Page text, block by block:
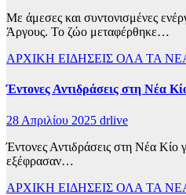
Με άμεσες και συντονισμένες
Άργους. Το ζώο μεταφέρθηκε…
ΑΡΧΙΚΗ ΕΙΔΗΣΕΙΣ ΟΛΑ ΤΑ
Έντονες Αντιδράσεις στη Νέα
28 Απριλίου 2025 drlive
Έντονες Αντιδράσεις στη Νέα Κίο
εξέφρασαν…
ΑΡΧΙΚΗ ΕΙΔΗΣΕΙΣ ΟΛΑ ΤΑ